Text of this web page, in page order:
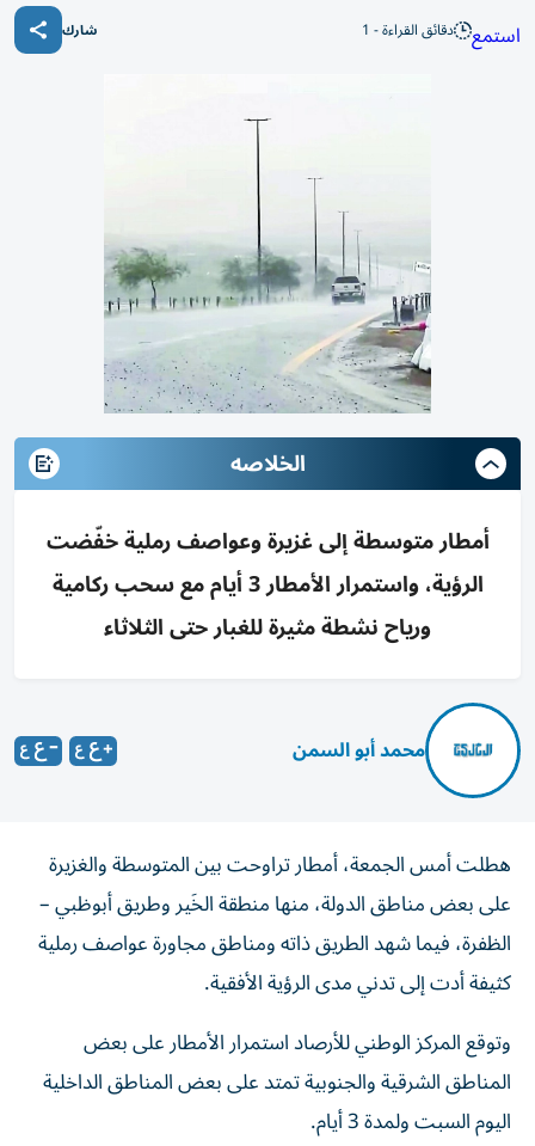
استمع دقائق القراءة - 1 شارك
الخلاصه
أمطار متوسطة إلى غزيرة وعواصف رملية خفّضت
الرؤية، واستمرار الأمطار 3 أيام مع سحب ركامية
ورياح نشطة مثيرة للغبار حتى الثلاثاء
محمد أبو السمن
هطلت أمس الجمعة، أمطار تراوحت بين المتوسطة والغزيرة
على بعض مناطق الدولة، منها منطقة الخَير وطريق أبوظبي –
الظفرة، فيما شهد الطريق ذاته ومناطق مجاورة عواصف رملية
كثيفة أدت إلى تدني مدى الرؤية الأفقية.
وتوقع المركز الوطني للأرصاد استمرار الأمطار على بعض
المناطق الشرقية والجنوبية تمتد على بعض المناطق الداخلية
اليوم السبت ولمدة 3 أيام.